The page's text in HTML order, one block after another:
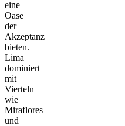
eine
Oase
der
Akzeptanz
bieten.
Lima
dominiert
mit
Vierteln
wie
Miraflores
und